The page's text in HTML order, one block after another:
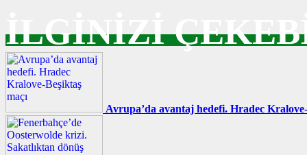
İLGİNİZİ
Avrupa’da avantaj hedefi. Hradec Kralove-